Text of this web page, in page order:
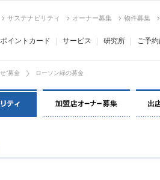
サステナビリティ オーナー募集 物件募集
ポイントカード サービス 研究所 ご予
”募金 ローソン緑の募金
報・ IR ライブラリー